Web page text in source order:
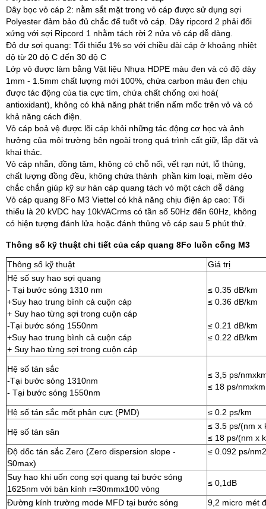
Dây bọc vỏ cáp 2: nằm sắt mặt trong vỏ cáp được sử dụng sợi
Polyester đảm bảo đủ chắc để tuốt vỏ cáp. Dây ripcord 2 phải đối
xứng với sợi Ripcord 1 nhằm tách rời 2 nửa vỏ cáp dễ dàng.
Độ dư sợi quang: Tối thiểu 1% so với chiều dài cáp ở khoảng nhiệt
độ từ 20 độ C đến 30 độ C
Lớp vỏ được làm bằng Vật liệu Nhựa HDPE màu đen và có độ dày
1mm - 1.5mm chất lượng mới 100%, chứa carbon màu đen chịu
được tác động của tia cực tím, chứa chất chống oxi hoá(
antioxidant), không có khả năng phát triển nấm mốc trên vỏ và có
khả năng cách điện.
Vỏ cáp boả vệ được lõi cáp khỏi những tác động cơ học và ảnh
hưởng của môi trường bên ngoài trong quá trình cất giữ, lắp đặt và
khai thác.
Vỏ cáp nhẵn, đồng tâm, không có chỗ nối, vết rạn nứt, lỗ thủng,
chất lượng đồng đều, không chứa thành phần kim loại, mềm dẻo
chắc chắn giúp kỹ sư hàn cáp quang tách vỏ một cách dễ dàng
Vỏ cáp quang 8Fo M3 Viettel có khả năng chịu điện áp cao: Tối
thiểu là 20 kVDC hay 10kVACrms có tần số 50Hz đến 60Hz, không
có hiện tượng đánh lửa hoặc đánh thủng vỏ cáp sau 5 phút thử.
Thông số kỹ thuật chi tiết của cáp quang 8Fo luồn cống M3
Thông số kỹ thuật
Giá trị
Hệ số suy hao sợi quang
- Tại bước sóng 1310 nm
+Suy hao trung bình cả cuộn cáp
+ Suy hao từng sợi trong cuộn cáp
-Tại bước sóng 1550nm
+Suy hao trung bình cả cuộn cáp
+ Suy hao từng sợi trong cuộn cáp
≤ 0.35 dB/km
≤ 0.36 dB/km
≤ 0.21 dB/km
≤ 0.22 dB/km
Hệ số tán sắc
-Tại bước sóng 1310nm
- Tại bước sóng 1550nm
≤ 3,5 ps/
≤ 18 ps/nmxkm
Hệ số tán sắc mốt phân cực (PMD) ≤ 0.2 ps/km
Hệ số tán săn
≤ 3.5 ps/(nm x
≤ 18 ps/(nm x
Độ dốc tán sắc Zero (Zero dispersion slope -
S0max)
≤ 0.092 ps/
Suy hao khi uốn cong sợi quang tại bước sóng
1625nm với bán kính r=30mmx100 vòng
≤ 0,1dB
Đường kính trường mode MFD tại bước sóng
9,2 micro mét